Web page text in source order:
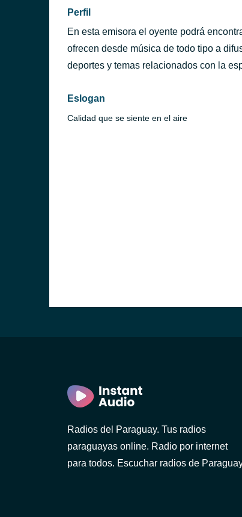
Perfil
En esta emisora el oyente podrá
ofrecen desde música de todo tipo a
deportes y temas relacionados con la
Eslogan
Calidad que se siente en el aire
Radios del Paraguay. Tus radios
paraguayas online. Radio por internet
para todos. Escuchar radios de